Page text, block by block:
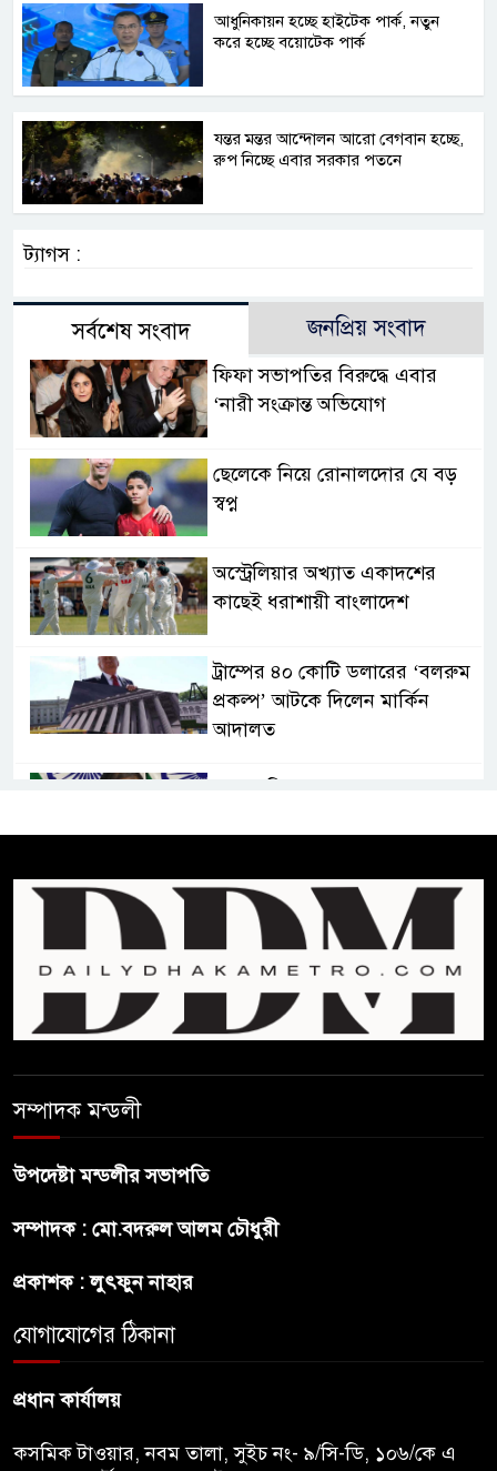
আধুনিকায়ন হচ্ছে হাইটেক পার্ক, নতুন
করে হচ্ছে বয়োটেক পার্ক
যন্তর মন্তর আন্দোলন আরো বেগবান হচ্ছে,
রুপ নিচ্ছে এবার সরকার পতনে
ট্যাগস :
সর্বশেষ সংবাদ জনপ্রিয় সংবাদ
ফিফা সভাপতির বিরুদ্ধে এবার
‘নারী সংক্রান্ত অভিযোগ
ছেলেকে নিয়ে রোনালদোর যে বড়
স্বপ্ন
অস্ট্রেলিয়ার অখ্যাত একাদশের
কাছেই ধরাশায়ী বাংলাদেশ
ট্রাম্পের ৪০ কোটি ডলারের ‘বলরুম
প্রকল্প’ আটকে দিলেন মার্কিন
আদালত
শেখ হাসিনার বক্তব্যে ভারতের
শেখ হাসিনা দেশে ফিরে আসুক,
গণহত্যার দায়ে কারাগারে যাক :
আইনমন্ত্রী
বিলুপ্ত হচ্ছে র‍্যাব,নতুন বাহিনী
‘স্পেশাল রেসপন্স ব্যাটালিয়ন’
সুযোগ পাওয়ার অভিযোগ ভিত্তিহীন
সম্পাদক মন্ডলী
উপদেষ্টা মন্ডলীর সভাপতি
সম্পাদক : মো.বদরুল আলম চৌধুরী
প্রকাশক : লুৎফুন নাহার
যোগাযোগের ঠিকানা
প্রধান কার্যালয়
কসমিক টাওয়ার, নবম তালা, সুইচ নং- ৯/সি-ডি, ১০৬/কে এ